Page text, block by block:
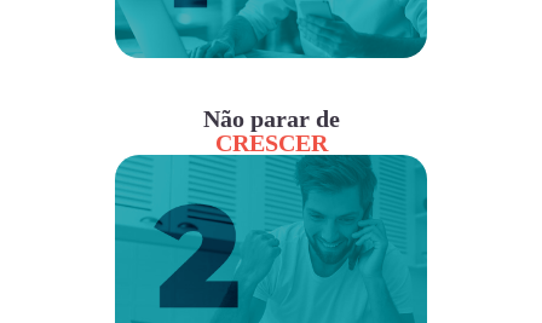
Não parar de
CRESCER